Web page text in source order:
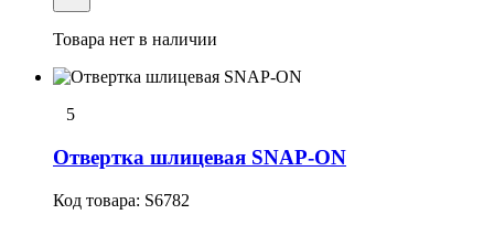
Товара нет в наличии
5
Отвеpтка шлицевая SNAP-ON
Код товара: S6782